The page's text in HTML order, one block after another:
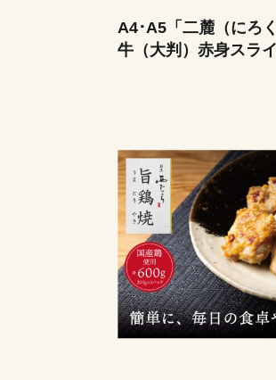
A4･A5「二麓（にろ
牛（大判）赤身スラ
50g×2） ニセコ連峰
麓（ふもと）で育て
月 焼肉 しゃぶしゃぶ
日市市 ふるさと納税